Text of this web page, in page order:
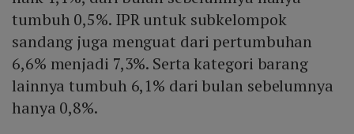
tumbuh 0,5%. IPR untuk subkelompok
sandang juga menguat dari pertumbuhan
6,6% menjadi 7,3%. Serta kategori barang
lainnya tumbuh 6,1% dari bulan sebelumnya
hanya 0,8%.